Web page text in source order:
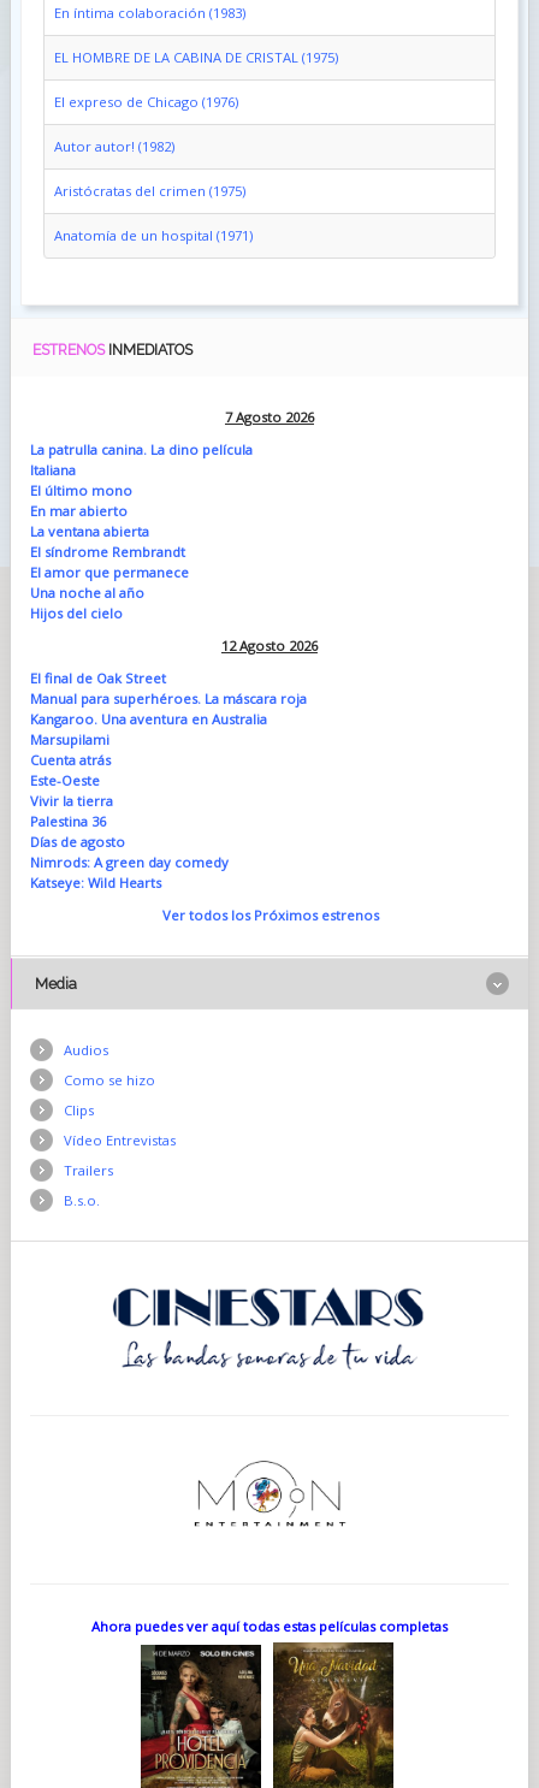
En íntima colaboración (1983)
EL HOMBRE DE LA CABINA DE CRISTAL (1975)
El expreso de Chicago (1976)
Autor autor! (1982)
Aristócratas del crimen (1975)
Anatomía de un hospital (1971)
ESTRENOS INMEDIATOS
7 Agosto 2026
La patrulla canina. La dino película
Italiana
El último mono
En mar abierto
La ventana abierta
El síndrome Rembrandt
El amor que permanece
Una noche al año
Hijos del cielo
12 Agosto 2026
El final de Oak Street
Manual para superhéroes. La máscara roja
Kangaroo. Una aventura en Australia
Marsupilami
Cuenta atrás
Este-Oeste
Vivir la tierra
Palestina 36
Días de agosto
Nimrods: A green day comedy
Katseye: Wild Hearts
Ver todos los Próximos estrenos
Media
Audios
Como se hizo
Clips
Vídeo Entrevistas
Trailers
B.s.o.
Ahora puedes ver aquí todas estas películas completas